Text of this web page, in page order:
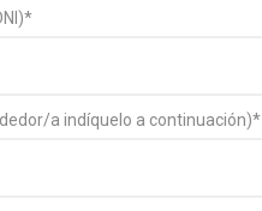
*
a indíquelo a continuación)*